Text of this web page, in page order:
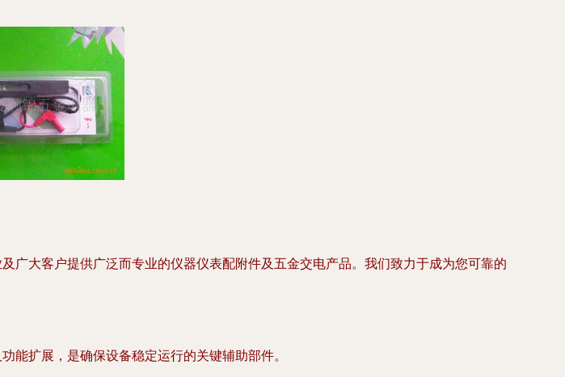
广大客户提供广泛而专业的仪器仪表配附件及五金交电产品。我们致力于成为您可靠的
能扩展，是确保设备稳定运行的关键辅助部件。